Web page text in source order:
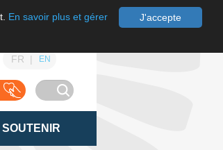
J'accepte
En savoir plus et gérer
FR EN
SOUTENIR